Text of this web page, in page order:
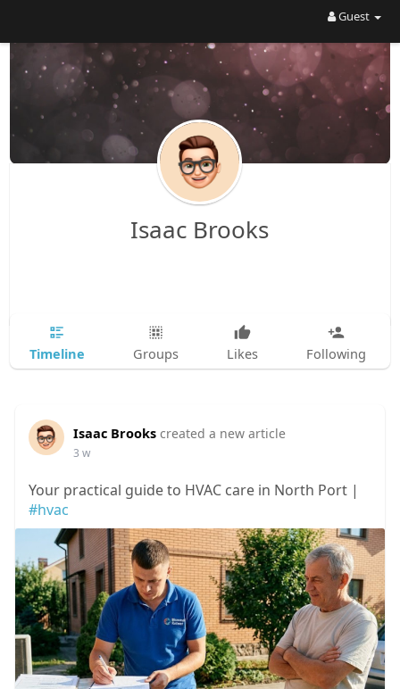
Guest
Isaac Brooks
Timeline Groups Likes Following
Isaac Brooks created a new article
3 w
Your practical guide to HVAC care in North Port |
#hvac